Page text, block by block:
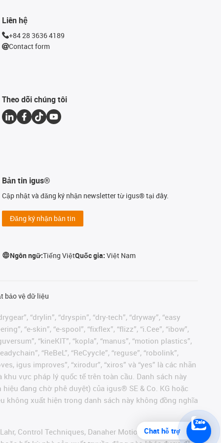
Liên hệ
+84 28 3636 4189
Contact form
Theo dõi chúng tôi
Bản tin igus®
Cập nhật và đăng ký nhận newsletter từ igus® tại đây.
Đăng ký nhận bản tin
Ngôn ngữ:Tiếng ViệtQuốc gia:Việt Nam
bảo vệ dữ liệu
“drylin”, “dryspin”, “dry-tech”, “dryway”, “easy
“e-skin”, “e-spool”, “fixflex”, “flizz”, “i.Cee”, “ibow”,
“kineKIT”, “kopla”, “manus”, “motion plastics”,
“ReBeL”, “ReCyycle”, “reguse”, “robolink”,
igus improves”, “xirodur”, “xiros” và “yes” là các nhãn
vực pháp lý quốc tế trên toàn cầu. Danh sách này
đang chờ phê duyệt) của igus® SE & Co. KG hoặc
không xuất hiện trong danh sách này không đồng nghĩa
Control Techniques, Danaher Motion, ELAU, FAGOR,
Chat hỗ trợ